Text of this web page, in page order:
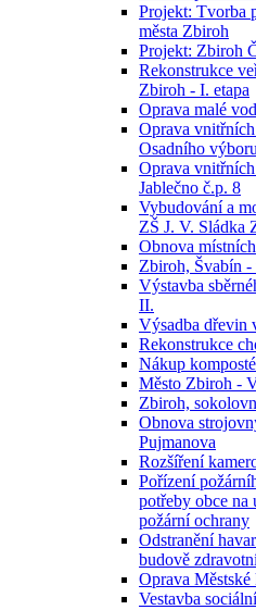
Projekt: Tvorba
města Zbiroh
Projekt: Zbiroh
Rekonstrukce
Zbiroh - I. etapa
Oprava malé
Oprava
Osadního
Oprava
Jablečno č.p. 8
Vybudování a
ZŠ J. V. Sládka
Obnova
Zbiroh, Švabín
Výstavba
II.
Výsadba dřevin
Rekonstrukce
Nákup
Město Zbiroh -
Zbiroh,
Obnova
Pujmanova
Rozšíření
Pořízení
potřeby obce na
požární ochrany
Odstranění
budově
Oprava
Vestavba